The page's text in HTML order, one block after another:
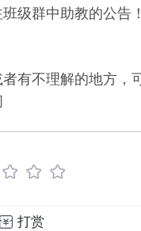
级群中助教的公告！
有不理解的地方，
打赏